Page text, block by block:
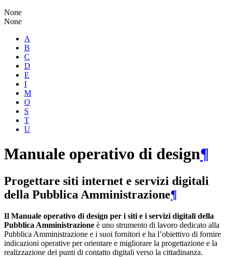
None
None
A
B
C
D
E
I
M
O
S
T
U
Manuale operativo di design¶
Progettare siti internet e servizi digitali
della Pubblica Amministrazione¶
Il Manuale operativo di design per i siti e i servizi digitali della
Pubblica Amministrazione è uno strumento di lavoro dedicato alla
Pubblica Amministrazione e i suoi fornitori e ha l’obiettivo di fornire
indicazioni operative per orientare e migliorare la progettazione e la
realizzazione dei punti di contatto digitali verso la cittadinanza.